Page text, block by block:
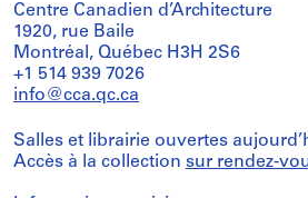
Centre Canadien d’Architecture
1920, rue Baile
Montréal, Québec H3H 2S6
+1 514 939 7026
info@cca.qc.ca
Salles et librairie ouvertes
Accès à la collection sur rendez-